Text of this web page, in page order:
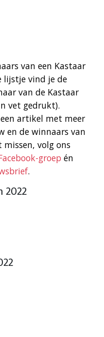
van een Kastaar
lijstje vind je de
van de Kastaar
vet gedrukt).
artikel met meer
en de winnaars van
volg ons
groep én
.
2022